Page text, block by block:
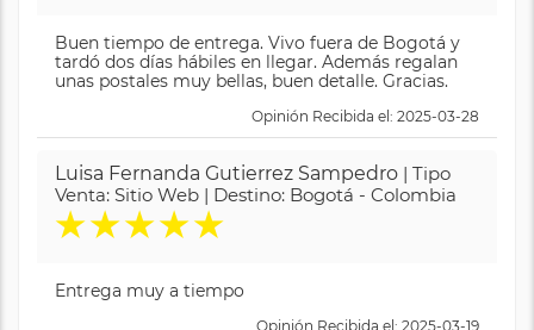
Buen tiempo de entrega. Vivo fuera de Bogotá y
tardó dos días hábiles en llegar. Además regalan
unas postales muy bellas, buen detalle. Gracias.
Opinión Recibida el: 2025-03-28
Luisa Fernanda Gutierrez Sampedro | Tipo
Venta: Sitio Web | Destino: Bogotá - Colombia
★★★★★
Entrega muy a tiempo
Opinión Recibida el: 2025-03-19